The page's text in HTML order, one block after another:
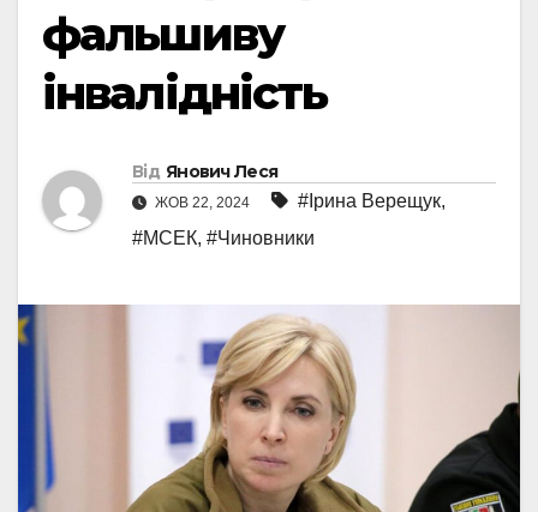
фальшиву
інвалідність
Від Янович Леся
ЖОВ 22, 2024 #Ірина Верещук,
#МСЕК, #Чиновники